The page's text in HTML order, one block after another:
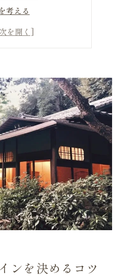
考える
取り入れる
ンを決めるコツ